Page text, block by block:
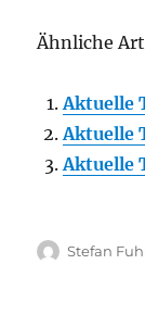
Ähnliche
Aktuelle
Aktuelle
Aktuelle
Author
Stefan